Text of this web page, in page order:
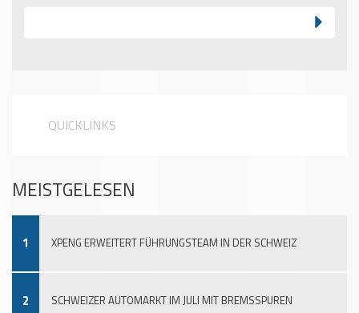
QUICKLINKS
MEISTGELESEN
1 XPENG ERWEITERT FÜHRUNGSTEAM IN DER SCHWEIZ
2 SCHWEIZER AUTOMARKT IM JULI MIT BREMSSPUREN